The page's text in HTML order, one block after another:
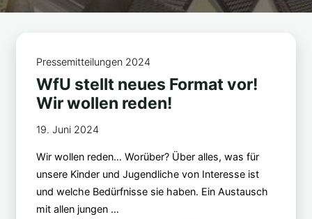
Pressemitteilungen 2024
WfU stellt neues Format vor!
Wir wollen reden!
19. Juni 2024
Wir wollen reden… Worüber? Über alles, was für
unsere Kinder und Jugendliche von Interesse ist
und welche Bedürfnisse sie haben. Ein Austausch
mit allen jungen …